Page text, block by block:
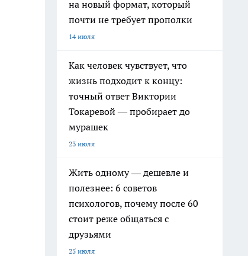
на новый формат, который
почти не требует прополки
14 июля
Как человек чувствует, что
жизнь подходит к концу:
точный ответ Виктории
Токаревой — пробирает до
мурашек
23 июля
Жить одному — дешевле и
полезнее: 6 советов
психологов, почему после 60
стоит реже общаться с
друзьями
25 июля